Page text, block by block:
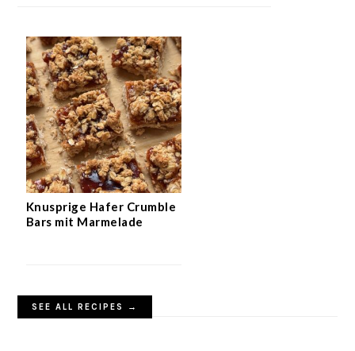
Knusprige Hafer Crumble
Bars mit Marmelade
SEE ALL RECIPES →